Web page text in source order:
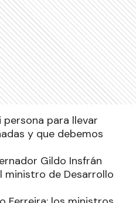
para llevar
y que debemos
Gildo Insfrán
de Desarrollo